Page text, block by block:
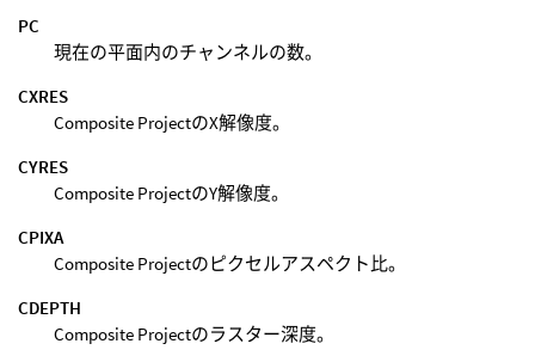
PC
現在の平面内のチャンネルの数。
CXRES
Composite ProjectのX解像度。
CYRES
Composite ProjectのY解像度。
CPIXA
Composite Projectのピクセルアスペクト比。
CDEPTH
Composite Projectのラスター深度。